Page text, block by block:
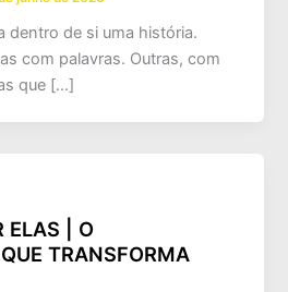
dentro de si uma história.
com palavras. Outras, com
que […]
ELAS | O
TRANSFORMA